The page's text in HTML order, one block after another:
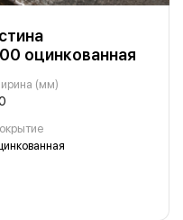
оцинкованная
(мм)